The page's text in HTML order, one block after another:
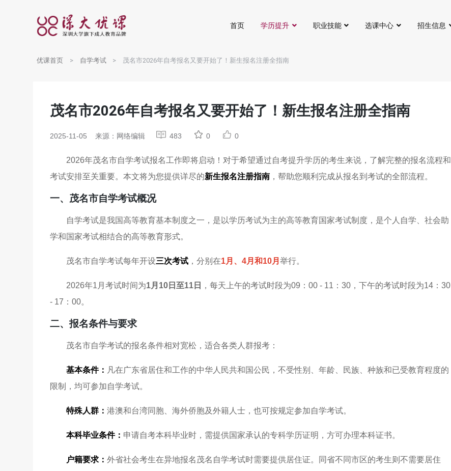
首页 学历提升 职业技能 选课中心 招生信息
优课首页 自学考试 茂名市2026年自考报名又要开始了！新生报名注册全指南
茂名市2026年自考报名又要开始了！新生报名注册全指南
2025-11-05 来源：网络编辑 483 0 0
2026年茂名市自学考试报名工作即将启动！对于希望通过自考提升学历的考生来说，了解完整的报名流程和
考试安排至关重要。本文将为您提供详尽的新生报名注册指南 ，帮助您顺利完成从报名到考试的全部流程。
一、茂名市自学考试概况
自学考试是我国高等教育基本制度之一，是以学历考试为主的高等教育国家考试制度，是个人自学、社会助
学和国家考试相结合的高等教育形式。
茂名市自学考试每年开设三次考试 ，分别在1月、4月和10月 举行。
2026年1月考试时间为1月10日至11日
，每天上午的考试时段为09：00 - 11：30，下午的考试时段为14：30
- 17：00。
二、报名条件与要求
茂名市自学考试的报名条件相对宽松，适合各类人群报考：
基本条件： 凡在广东省居住和工作的中华人民共和国公民，不受性别、年龄、民族、种族和已受教育程度的
限制，均可参加自学考试。
特殊人群： 港澳和台湾同胞、海外侨胞及外籍人士，也可按规定参加自学考试。
本科毕业条件： 申请自考本科毕业时，需提供国家承认的专科学历证明，方可办理本科证书。
户籍要求： 外省社会考生在异地报名茂名自学考试时需要提供居住证。同省不同市区的考生则不需要居住